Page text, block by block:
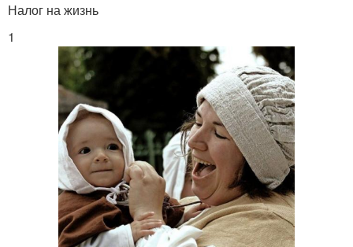
Странный налог Глупые налоги
Мировые налоги Абсурдные налоги
Налоги в разных
странах
Современные налоги
Налог на жизнь
1